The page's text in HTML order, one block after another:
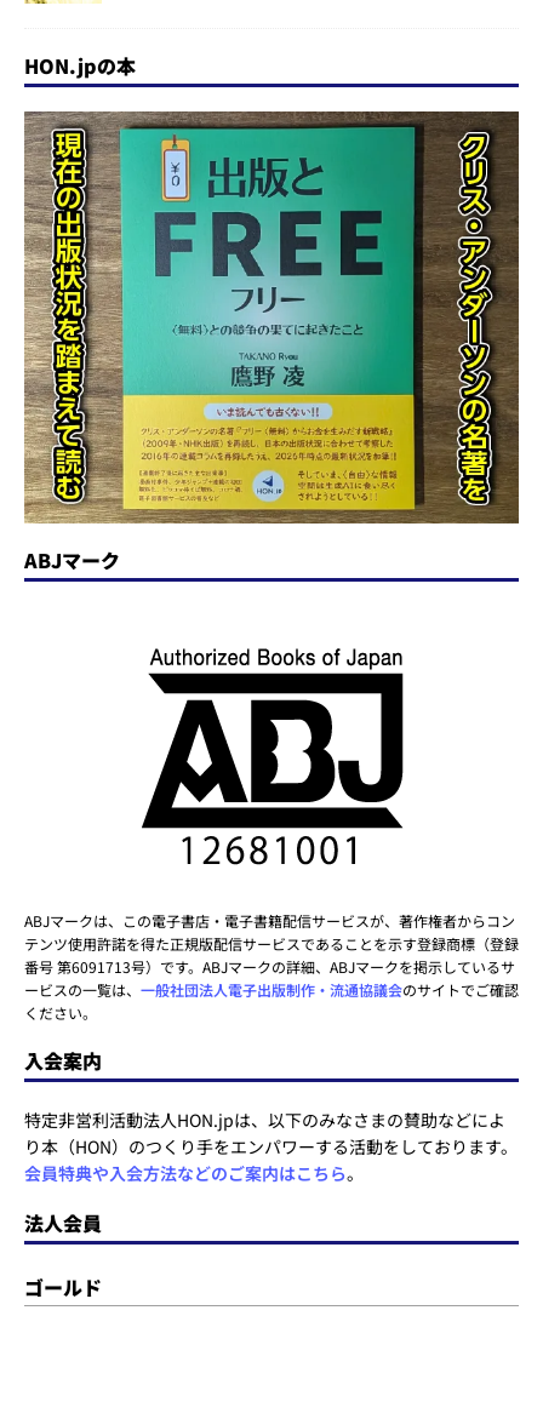
HON.jpの本
ABJマーク
ABJマークは、この電子書店・電子書籍配信サービスが、著作権者からコン
テンツ使用許諾を得た正規版配信サービスであることを示す登録商標（登録
番号 第6091713号）です。ABJマークの詳細、ABJマークを掲示しているサ
ービスの一覧は、 一般社団法人電子出版制作・流通協議会のサイトでご確認
ください。
入会案内
特定非営利活動法人HON.jpは、以下のみなさまの賛助などによ
り本（HON）のつくり手をエンパワーする活動をしております。
会員特典や入会方法などのご案内はこちら。
法人会員
ゴールド